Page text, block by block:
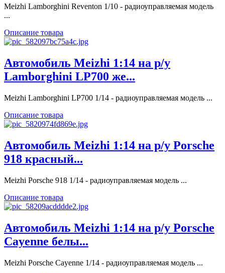
Meizhi Lamborghini Reventon 1/10 - радиоуправляемая модель
...
Описание товара
Автомобиль Meizhi 1:14 на р/у
Lamborghini LP700 же...
Meizhi Lamborghini LP700 1/14 - радиоуправляемая модель ...
Описание товара
Автомобиль Meizhi 1:14 на р/у Porsche
918 красный...
Meizhi Porsche 918 1/14 - радиоуправляемая модель ...
Описание товара
Автомобиль Meizhi 1:14 на р/у Porsche
Cayenne белы...
Meizhi Porsche Cayenne 1/14 - радиоуправляемая модель ...